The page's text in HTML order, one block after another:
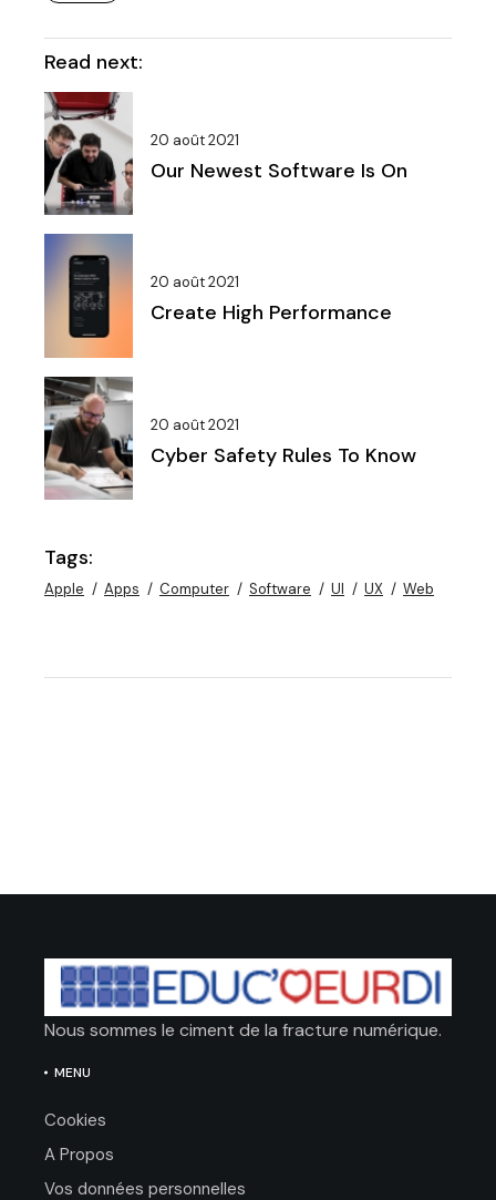
Read next:
20 août 2021
Our Newest Software Is On
20 août 2021
Create High Performance
20 août 2021
Cyber Safety Rules To Know
Tags:
Apple Apps Computer Software UI UX Web
Nous sommes le ciment de la fracture numérique.
MENU
Cookies
A Propos
Vos données personnelles